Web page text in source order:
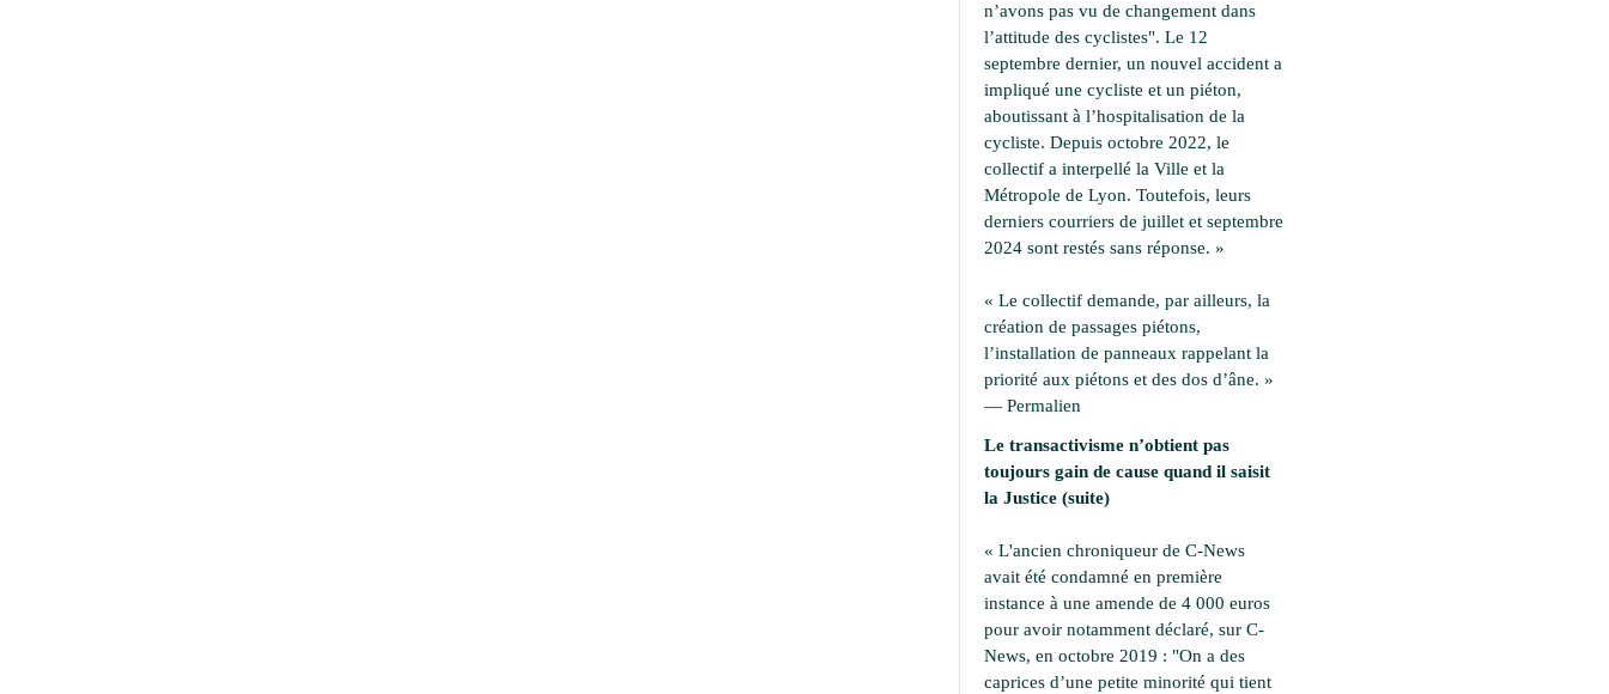
n’avons pas vu de changement dans
l’attitude des cyclistes". Le 12
septembre dernier, un nouvel accident a
impliqué une cycliste et un piéton,
aboutissant à l’hospitalisation de la
cycliste. Depuis octobre 2022, le
collectif a interpellé la Ville et la
Métropole de Lyon. Toutefois, leurs
derniers courriers de juillet et septembre
2024 sont restés sans réponse. »
« Le collectif demande, par ailleurs, la
création de passages piétons,
l’installation de panneaux rappelant la
priorité aux piétons et des dos d’âne. »
— Permalien
Le transactivisme n’obtient pas
toujours gain de cause quand il saisit
la Justice (suite)
« L'ancien chroniqueur de C-News
avait été condamné en première
instance à une amende de 4 000 euros
pour avoir notamment déclaré, sur C-
News, en octobre 2019 : "On a des
caprices d’une petite minorité qui tient